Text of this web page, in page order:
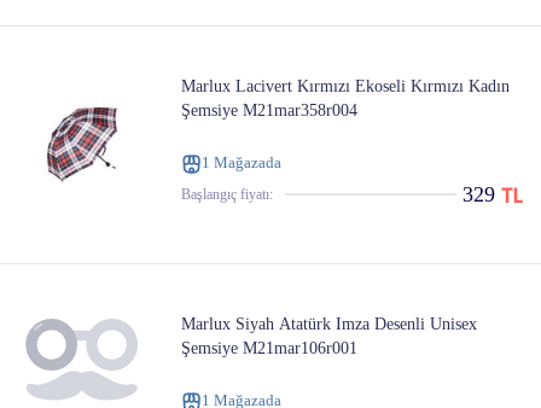
Marlux Lacivert Kırmızı Ekoseli Kırmızı Kadın
Şemsiye M21mar358r004
1 Mağazada
Başlangıç ​​fiyatı: 329
Marlux Siyah Atatürk Imza Desenli Unisex
Şemsiye M21mar106r001
1 Mağazada